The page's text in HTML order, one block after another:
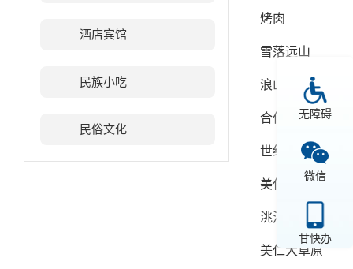
无障碍
微信
甘快办
酒店宾馆
民族小吃
民俗文化
烤肉
雪落远山
浪山季，一起去
合作市当周草原
世纪广场
美仁草原经幡隧
洮河景区
美仁大草原